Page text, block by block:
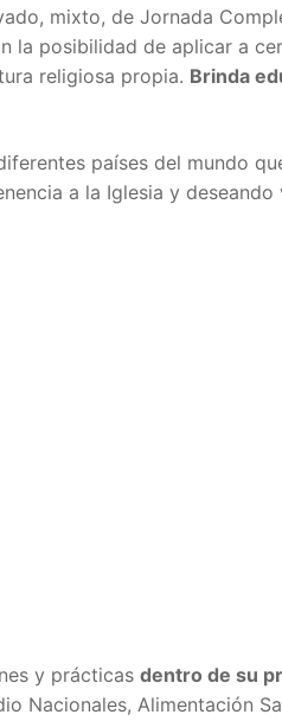
mixto, de Jornada
la posibilidad de aplicar a
religiosa propia. Brinda
países del mundo
a la Iglesia y
y prácticas dentro de su
Nacionales, Alimentación